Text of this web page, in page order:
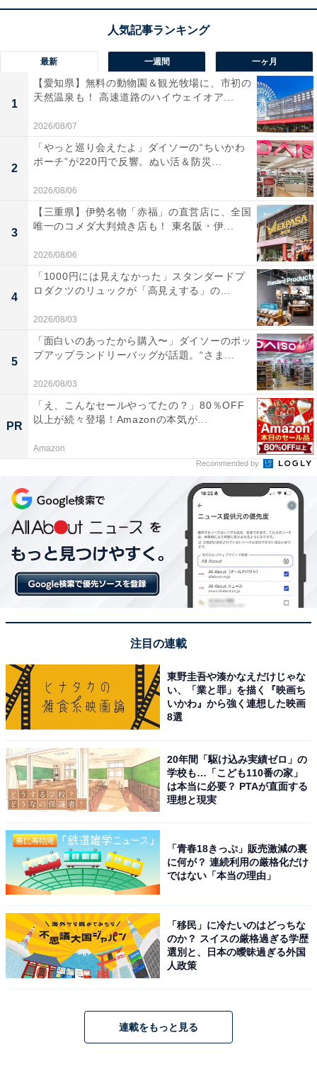
歯ブラシだけでは落としきれない歯間や歯周ポケットの
汚れを、強力な水流で洗い流すパナソニックの口腔洗浄
器「ジェットウォッシャー ドルツ EW-DJ55-W」です。
最大の特徴は、パナソニック独自の「超音波水流」。水
流の中に微細な気泡を発生させ、それが弾ける際の衝撃
波によって、歯の表面の汚れや歯垢、歯周ポケットに隠
れたバクテリアを驚くほどきれいに弾き飛ばします。
また、扱いやすいコードレス＆防水（IPX7等級）設計な
のも大きなメリット。洗面所はもちろん、水が飛び散る
のを気にせずお風呂場でも気軽に使えるため、毎日のル
ーティンに組み込みやすいのが嬉しいポイントです。歯
並びが気になる方や矯正器具をつけている方、歯茎のケ
アを本格的に始めたい方にベストな、お口のポータブル
電動洗浄器です！
パナソニック「ジェットウォッシャー ドルツ EW-
DJ55-W」の口コミは？
パナソニック「ジェットウォッシャー ドルツ EW-DJ55-
W」には以下のような口コミが寄せられています。
歯磨きを入念にした後に使ってみたのですが、それ
でも歯の隙間から食べカスがポロポロ出てきてショ
ックを受けると同時に、その洗浄力に感動しまし
た。使い終わった後の口内のスッキリ感が病みつき
矯正器具をつけているため購入しましたが、ワイヤ
ーの隙間に挟まった汚れが一瞬で吹き飛び、毎日の
お風呂で使えるのがとにかく便利です。水圧が5段
階で細かく調整できるので、最初は一番弱いレベル
しんでいます
「口臭が気になる」「しっかり磨いているつもりなの
に、歯医者で磨き残しを指摘される」という人や、お風
呂タイムを利用して手軽かつ本格的なオーラルケアを習
慣化したい人には、間違いなくおすすめの超定番アイテ
ムです。
最新 一週間 一ヶ月
1
【愛知県】無料の動物園＆観光牧場に、市初の
天然温泉も！ 高速道路のハイウェイオア...
2026/08/07
2
「やっと巡り会えたよ」ダイソーの“ちいかわ
ポーチ”が220円で反響。ぬい活＆防災...
2026/08/06
3
【三重県】伊勢名物「赤福」の直営店に、全国
唯一のコメダ大判焼き店も！ 東名阪・伊...
2026/08/06
4
「1000円には見えなかった」スタンダードプ
ロダクツのリュックが「高見えする」の...
2026/08/03
5
「面白いのあったから購入〜」ダイソーのポッ
プアップランドリーバッグが話題。“さま...
2026/08/03
PR
「え、こんなセールやってたの？」80％OFF
以上が続々登場！Amazonの本気が...
Amazon
Recommended by
注目の連載
東野圭吾や湊かなえだけじゃな
い、「業と罪」を描く『映画ち
いかわ』から強く連想した映画
8選
20年間「駆け込み実績ゼロ」の
学校も…「こども110番の家」
は本当に必要？ PTAが直面する
理想と現実
「青春18きっぷ」販売激減の裏
に何が？ 連続利用の厳格化だけ
ではない「本当の理由」
「移民」に冷たいのはどっちな
のか？ スイスの厳格過ぎる学歴
選別と、日本の曖昧過ぎる外国
人政策
連載をもっと見る